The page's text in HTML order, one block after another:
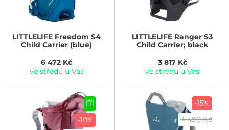
LITTLELIFE Freedom S4
Child Carrier (blue)
6 472 Kč
ve středu u Vás
LITTLELIFE Ranger S3
Child Carrier; black
3 817 Kč
ve středu u Vás
-10%
-15%
4 490 Kč